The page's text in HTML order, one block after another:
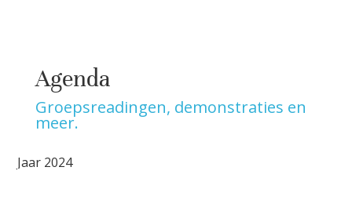
Agenda
Groepsreadingen, demonstraties en
meer.
Jaar 2024